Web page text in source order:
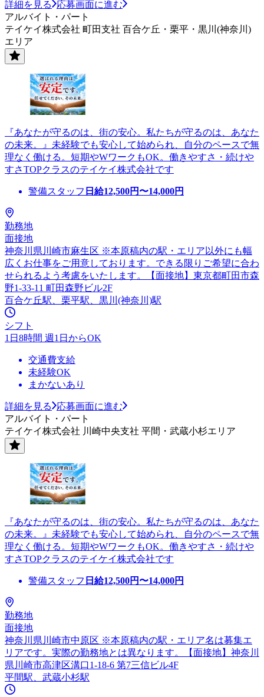
詳細を見る
応募画面に進む
アルバイト・パート
テイケイ株式会社 町田支社 百合ケ丘・栗平・黒川(神奈川)
エリア
『あなたが守るのは、街の安心。私たちが守るのは、あなた
の未来。』未経験でも安心して始められ、自分のペースで無
理なく働ける。短期やWワークもOK。働きやすさ・続けや
すさTOPクラスのテイケイ株式会社です
警備スタッフ 日給12,500円〜14,000円
勤務地
面接地
神奈川県川崎市麻生区 ※本原稿内の駅・エリア以外にも幅
広くお仕事をご用意しております。できる限りご希望に合わ
せられるよう考慮をいたします。【面接地】東京都町田市森
野1-33-11 町田森野ビル2F
百合ケ丘駅、栗平駅、黒川(神奈川)駅
シフト
1日8時間 週1日からOK
交通費支給
未経験OK
まかないあり
詳細を見る
応募画面に進む
アルバイト・パート
テイケイ株式会社 川崎中央支社 平間・武蔵小杉エリア
『あなたが守るのは、街の安心。私たちが守るのは、あなた
の未来。』未経験でも安心して始められ、自分のペースで無
理なく働ける。短期やWワークもOK。働きやすさ・続けや
すさTOPクラスのテイケイ株式会社です
警備スタッフ 日給12,500円〜14,000円
勤務地
面接地
神奈川県川崎市中原区 ※本原稿内の駅・エリア名は募集エ
リアです。実際の勤務地とは異なります。【面接地】神奈川
県川崎市高津区溝口1-18-6 第7三信ビル4F
平間駅、武蔵小杉駅